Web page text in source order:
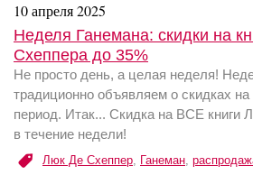
10 апреля 2025
Неделя Ганемана: скидки на
Схеппера до 35%
Не просто день, а целая неделя!
традиционно объявляем о скидках на
период. Итак... Скидка на ВСЕ книги
в течение недели!
Люк Де Схеппер, Ганеман,